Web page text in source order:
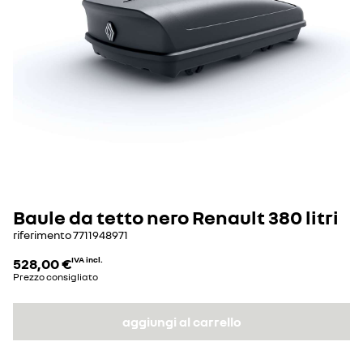
Baule da tetto nero Renault 380 litri
riferimento7711948971
528,00 €IVA incl.
Prezzo consigliato
aggiungi al carrello